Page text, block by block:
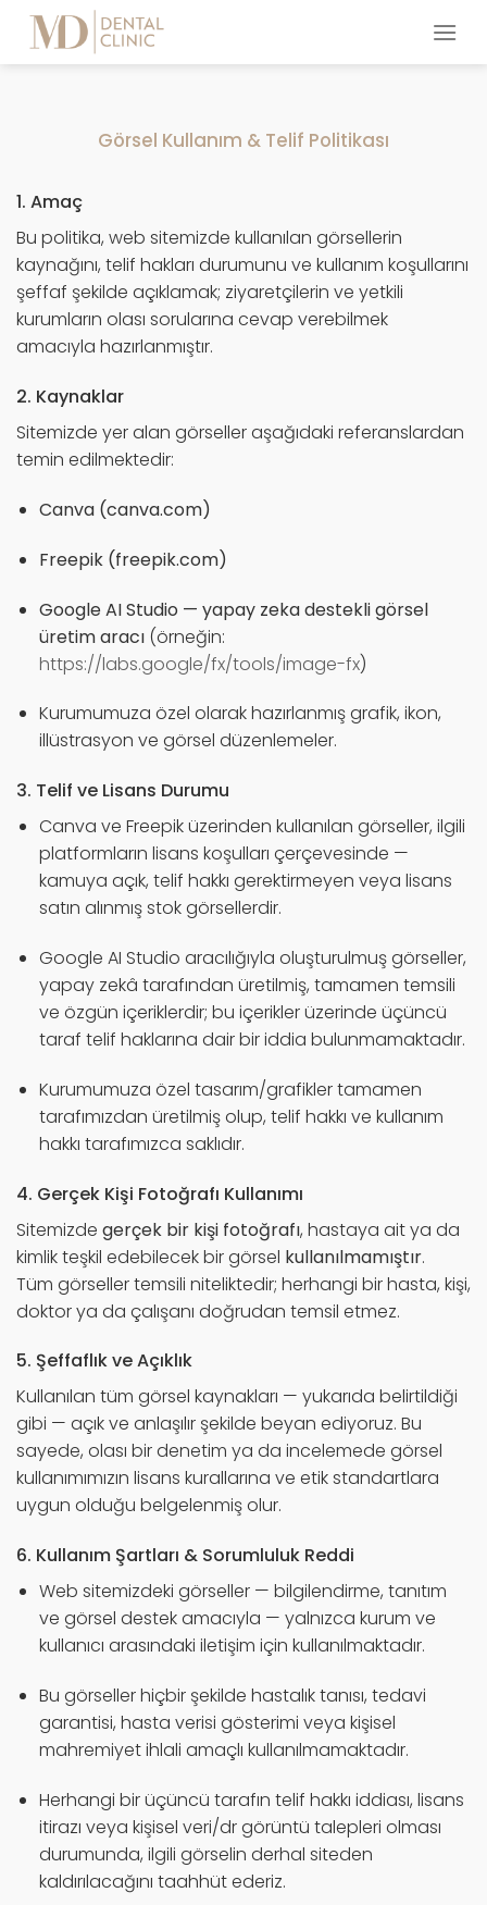
Skip
content
Görsel Kullanım & Telif Politikası
1. Amaç
Bu politika, web sitemizde kullanılan görsellerin
kaynağını, telif hakları durumunu ve kullanım koşullarını
şeffaf şekilde açıklamak; ziyaretçilerin ve yetkili
kurumların olası sorularına cevap verebilmek
amacıyla hazırlanmıştır.
2. Kaynaklar
Sitemizde yer alan görseller aşağıdaki referanslardan
temin edilmektedir:
Canva (canva.com)
Freepik (freepik.com)
Google AI Studio — yapay zeka destekli görsel
üretim aracı(örneğin:
https://labs.google/fx/tools/image-fx)
Kurumumuza özel olarak hazırlanmış grafik, ikon,
illüstrasyon ve görsel düzenlemeler.
3. Telif ve Lisans Durumu
Canva ve Freepik üzerinden kullanılan görseller, ilgili
platformların lisans koşulları çerçevesinde —
kamuya açık, telif hakkı gerektirmeyen veya lisans
satın alınmış stok görsellerdir.
Google AI Studio aracılığıyla oluşturulmuş görseller,
yapay zekâ tarafından üretilmiş, tamamen temsili
ve özgün içeriklerdir; bu içerikler üzerinde üçüncü
taraf telif haklarına dair bir iddia bulunmamaktadır.
Kurumumuza özel tasarım/grafikler tamamen
tarafımızdan üretilmiş olup, telif hakkı ve kullanım
hakkı tarafımızca saklıdır.
4. Gerçek Kişi Fotoğrafı Kullanımı
Sitemizde gerçek bir kişi fotoğrafı, hastaya ait ya da
kimlik teşkil edebilecek bir görsel kullanılmamıştır.
Tüm görseller temsili niteliktedir; herhangi bir hasta, kişi,
doktor ya da çalışanı doğrudan temsil etmez.
5. Şeffaflık ve Açıklık
Kullanılan tüm görsel kaynakları — yukarıda belirtildiği
gibi — açık ve anlaşılır şekilde beyan ediyoruz. Bu
sayede, olası bir denetim ya da incelemede görsel
kullanımımızın lisans kurallarına ve etik standartlara
uygun olduğu belgelenmiş olur.
6. Kullanım Şartları & Sorumluluk Reddi
Web sitemizdeki görseller — bilgilendirme, tanıtım
ve görsel destek amacıyla — yalnızca kurum ve
kullanıcı arasındaki iletişim için kullanılmaktadır.
Bu görseller hiçbir şekilde hastalık tanısı, tedavi
garantisi, hasta verisi gösterimi veya kişisel
mahremiyet ihlali amaçlı kullanılmamaktadır.
Herhangi bir üçüncü tarafın telif hakkı iddiası, lisans
itirazı veya kişisel veri/dr görüntü talepleri olması
durumunda, ilgili görselin derhal siteden
kaldırılacağını taahhüt ederiz.